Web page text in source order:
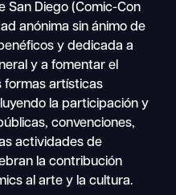
San Diego (Comic-Con
anónima sin ánimo de
y dedicada a
y a fomentar el
formas artísticas
la participación y
convenciones,
actividades de
la contribución
al arte y la cultura.